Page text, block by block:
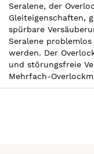
Seralene, der
Gleiteigenschaften,
spürbare
Seralene
werden. Der
und störungsfreie
Mehrfach-